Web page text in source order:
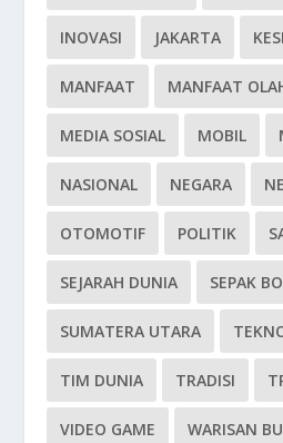
INOVASI JAKARTA
MANFAAT MANFAAT
MEDIA SOSIAL MOBIL
NASIONAL NEGARA
OTOMOTIF POLITIK
SEJARAH DUNIA SEPAK
SUMATERA UTARA
TIM DUNIA TRADISI
VIDEO GAME WARISAN